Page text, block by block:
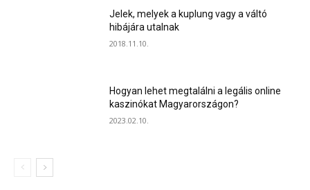
Jelek, melyek a kuplung vagy a váltó
hibájára utalnak
2018.11.10.
Hogyan lehet megtalálni a legális online
kaszinókat Magyarországon?
2023.02.10.